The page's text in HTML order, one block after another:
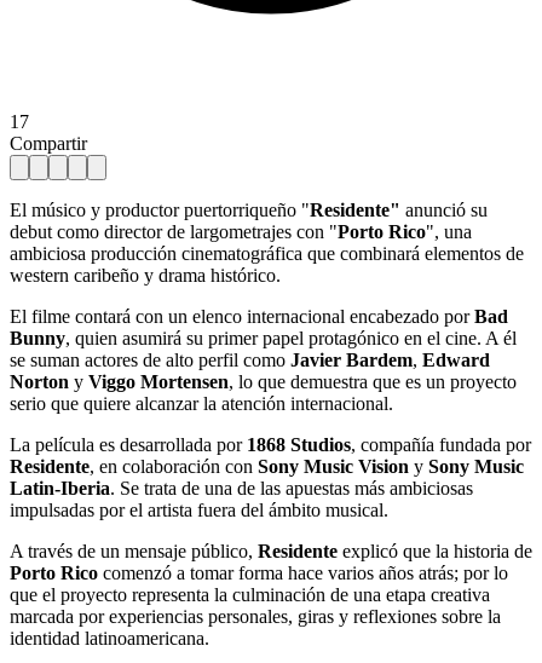
17
Compartir
El músico y productor puertorriqueño "Residente" anunció su
debut como director de largometrajes con "Porto Rico", una
ambiciosa producción cinematográfica que combinará elementos de
western caribeño y drama histórico.
El filme contará con un elenco internacional encabezado porBad
Bunny, quien asumirá su primer papel protagónico en el cine. A él
se suman actores de alto perfil como Javier Bardem, Edward
Norton y Viggo Mortensen, lo que demuestra que es un proyecto
serio que quiere alcanzar la atención internacional.
La película es desarrollada por 1868 Studios, compañía fundada por
Residente, en colaboración con Sony Music Vision y Sony Music
Latin-Iberia. Se trata de una de las apuestas más ambiciosas
impulsadas por el artista fuera del ámbito musical.
A través de un mensaje público, Residente explicó que la historia de
Porto Rico comenzó a tomar forma hace varios años atrás; por lo
que el proyecto representa la culminación de una etapa creativa
marcada por experiencias personales, giras y reflexiones sobre la
identidad latinoamericana.